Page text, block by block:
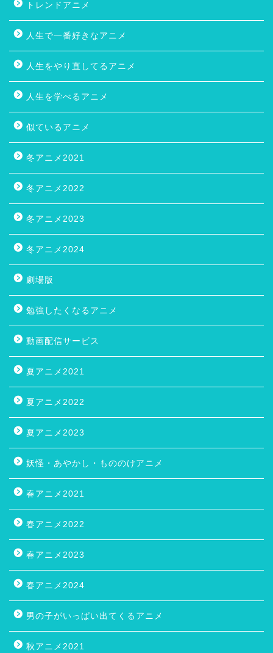
トレンドアニメ
人生で一番好きなアニメ
人生をやり直してるアニメ
人生を学べるアニメ
似ているアニメ
冬アニメ2021
冬アニメ2022
冬アニメ2023
冬アニメ2024
劇場版
勉強したくなるアニメ
動画配信サービス
夏アニメ2021
夏アニメ2022
夏アニメ2023
妖怪・あやかし・もののけアニメ
春アニメ2021
春アニメ2022
春アニメ2023
春アニメ2024
男の子がいっぱい出てくるアニメ
秋アニメ2021